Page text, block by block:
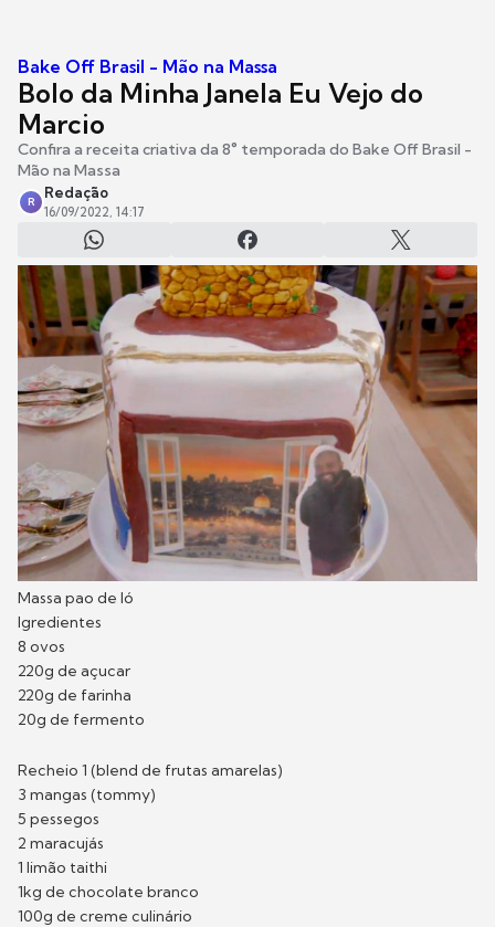
Bake Off Brasil - Mão na Massa
Bolo da Minha Janela Eu Vejo do
Marcio
Confira a receita criativa da 8° temporada do Bake Off Brasil -
Mão na Massa
R
Redação
16/09/2022, 14:17
Massa pao de ló
Igredientes
8 ovos
220g de açucar
220g de farinha
20g de fermento
Recheio 1 (blend de frutas amarelas)
3 mangas (tommy)
5 pessegos
2 maracujás
1 limão taithi
1kg de chocolate branco
100g de creme culinário